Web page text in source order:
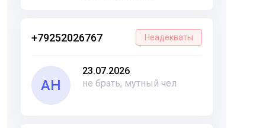
+79252026767 Неадекваты
АН
23.07.2026
не брать, мутный чел